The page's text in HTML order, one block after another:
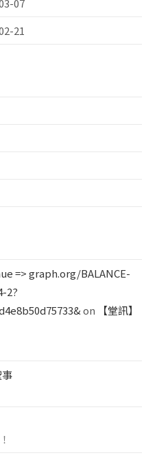
21
=> graph.org/BALANCE-
2?
on
【堂訊】